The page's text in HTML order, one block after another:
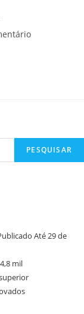
PESQUISAR
Até 29 de
mil